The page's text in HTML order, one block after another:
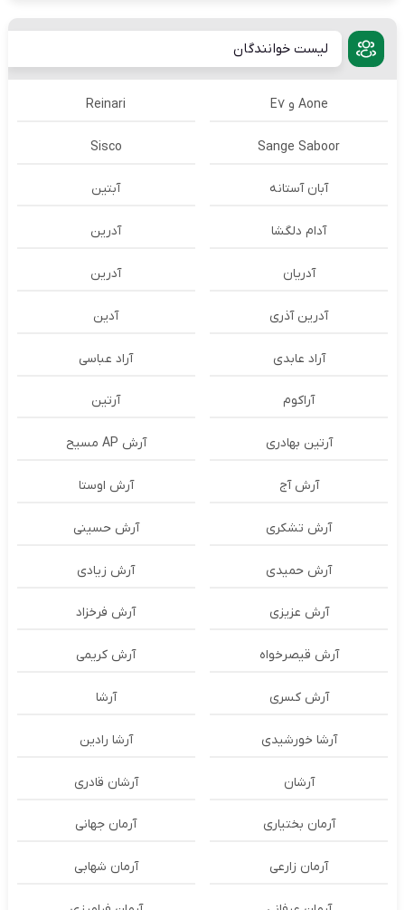
لیست خوانندگان
Aone و E7 Reinari
Sange Saboor
Sisco
آبان آستانه آبتین
آدام دلگشا آدرين
آدریان آدرین
آدرین آذری آدین
آراد عابدی آراد عباسی
آراکوم آرتین
آرتین بهادری آرش AP مسیح
آرش آج آرش اوستا
آرش تشکری آرش حسینی
آرش حمیدی آرش زیادی
آرش عزیزی آرش فرخزاد
آرش قیصرخواه آرش کریمی
آرش کسری آرشا
آرشا خورشیدی آرشا رادین
آرشان آرشان قادری
آرمان بختیاری آرمان جهانی
آرمان زارعی آرمان شهابی